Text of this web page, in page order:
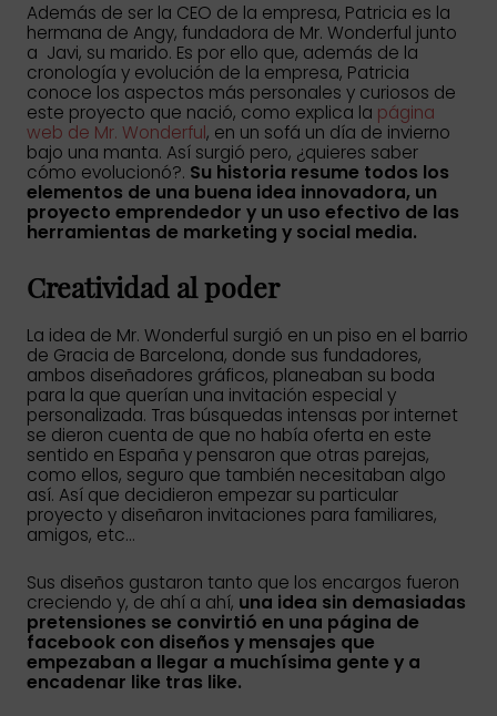
Además de ser la CEO de la empresa, Patricia es la
hermana de Angy, fundadora de Mr. Wonderful junto
a Javi, su marido. Es por ello que, además de la
cronología y evolución de la empresa, Patricia
conoce los aspectos más personales y curiosos de
este proyecto que nació, como explica la página
web de Mr. Wonderful, en un sofá un día de invierno
bajo una manta. Así surgió pero, ¿quieres saber
cómo evolucionó?. Su historia resume todos los
elementos de una buena idea innovadora, un
proyecto emprendedor y un uso efectivo de las
herramientas de marketing y social media.
Creatividad al poder
La idea de Mr. Wonderful surgió en un piso en el barrio
de Gracia de Barcelona, donde sus fundadores,
ambos diseñadores gráficos, planeaban su boda
para la que querían una invitación especial y
personalizada. Tras búsquedas intensas por internet
se dieron cuenta de que no había oferta en este
sentido en España y pensaron que otras parejas,
como ellos, seguro que también necesitaban algo
así. Así que decidieron empezar su particular
proyecto y diseñaron invitaciones para familiares,
amigos, etc…
Sus diseños gustaron tanto que los encargos fueron
creciendo y, de ahí a ahí, una idea sin demasiadas
pretensiones se convirtió en una página de
facebook con diseños y mensajes que
empezaban a llegar a muchísima gente y a
encadenar like tras like.